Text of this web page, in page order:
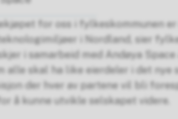
for oss i fylkeskommunen
i Nordland, sier
i samarbeid med Andøya Space
alle skal ha like eierdeler i det nye
der hver av partene vil bli
å kunne utvikle selskapet videre.